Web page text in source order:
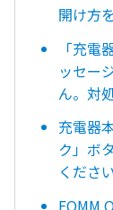
開け方
「充
ッセー
ん。対
充電器
ク」ボ
ください
FOMM